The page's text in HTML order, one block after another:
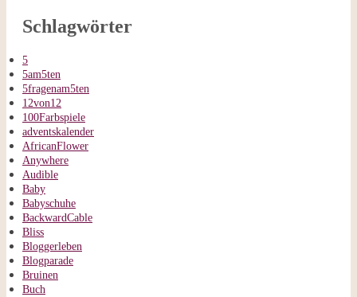
Schlagwörter
5
5am5ten
5fragenam5ten
12von12
100Farbspiele
adventskalender
AfricanFlower
Anywhere
Audible
Baby
Babyschuhe
BackwardCable
Bliss
Bloggerleben
Blogparade
Bruinen
Buch